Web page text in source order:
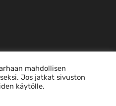
Sivuston toteutti
mahdollisen
Jos jatkat sivuston
käytölle.
— no orders shall be fulfilled.